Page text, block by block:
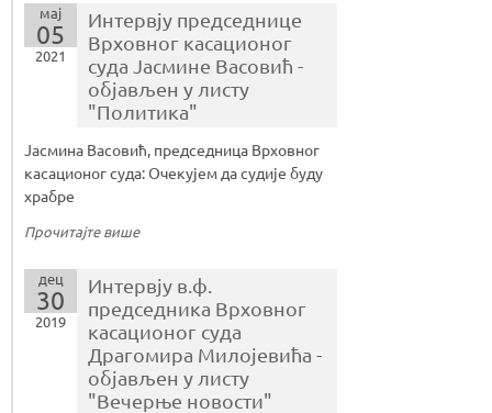
мај
05
2021
Интервју председнице
Врховног касационог
суда Јасмине Васовић -
објављен у листу
"Политика"
Јасмина Васовић, председница Врховног
касационог суда: Очекујем да судије буду
храбре
Прочитајте више
дец
30
2019
Интервју в.ф.
председника Врховног
касационог суда
Драгомира Милојевића -
објављен у листу
"Вечерње новости"